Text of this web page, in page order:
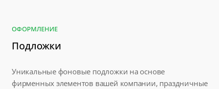
ОФОРМЛЕНИЕ
Подложки
Уникальные фоновые подложки на основе
фирменных элементов вашей компании, праздничные